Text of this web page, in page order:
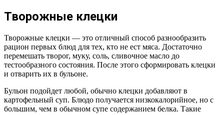
Творожные клецки
Творожные клецки — это отличный способ разнообразить
рацион первых блюд для тех, кто не ест мяса. Достаточно
перемешать творог, муку, соль, сливочное масло до
тестообразного состояния. После этого сформировать клецки
и отварить их в бульоне.
Бульон подойдет любой, обычно клецки добавляют в
картофельный суп. Блюдо получается низкокалорийное, но с
большим, чем в обычном супе содержанием белка. Такие